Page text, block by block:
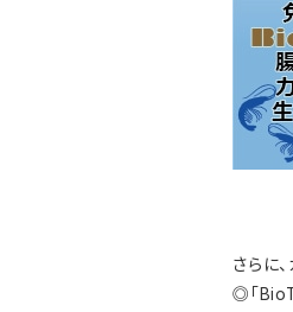
さらに
◎「